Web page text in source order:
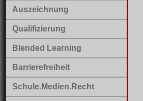
Auszeichnung
Qualifizierung
Blended Learning
Barrierefreiheit
Schule.Medien.Recht